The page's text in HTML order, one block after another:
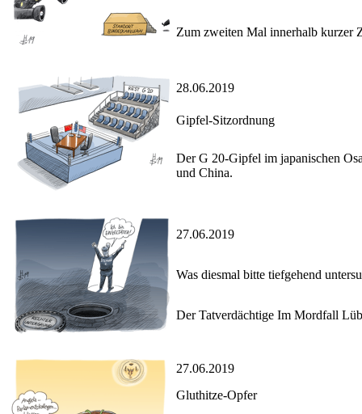
Zum zweiten Mal innerhalb kurzer
28.06.2019
Gipfel-Sitzordnung
Der G 20-Gipfel im japanischen
und China.
27.06.2019
Was diesmal bitte tiefgehend
Der Tatverdächtige Im Mordfall
27.06.2019
Gluthitze-Opfer